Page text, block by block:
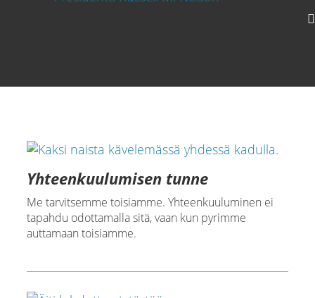
Yhteenkuulumisen tunne
Me tarvitsemme toisiamme. Yhteenkuuluminen ei
tapahdu odottamalla sitä, vaan kun pyrimme
auttamaan toisiamme.